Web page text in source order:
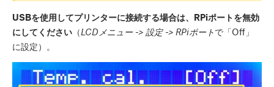
USBを使用してプリンターに接続する場合は、RPiポートを無効
にしてください （LCDメニュー -> 設定 -> RPiポートで「Off」
に設定）。